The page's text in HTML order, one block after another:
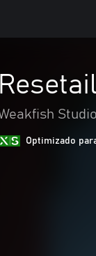
Optimizado